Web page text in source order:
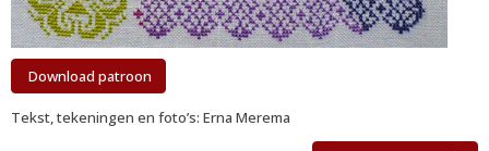
Download patroon
Tekst, tekeningen en foto’s: Erna Merema